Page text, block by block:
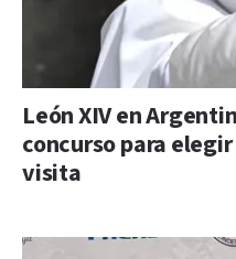
León XIV en
concurso para
visita